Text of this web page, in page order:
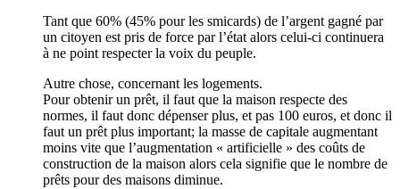
Tant que 60% (45% pour les smicards) de l’argent gagné par
un citoyen est pris de force par l’état alors celui-ci continuera
à ne point respecter la voix du peuple.
Autre chose, concernant les logements.
Pour obtenir un prêt, il faut que la maison respecte des
normes, il faut donc dépenser plus, et pas 100 euros, et donc il
faut un prêt plus important; la masse de capitale augmentant
moins vite que l’augmentation « artificielle » des coûts de
construction de la maison alors cela signifie que le nombre de
prêts pour des maisons diminue.